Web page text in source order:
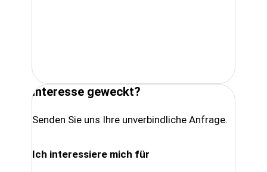
Interesse geweckt?
Senden Sie uns Ihre unverbindliche Anfrage.
Ich interessiere mich für